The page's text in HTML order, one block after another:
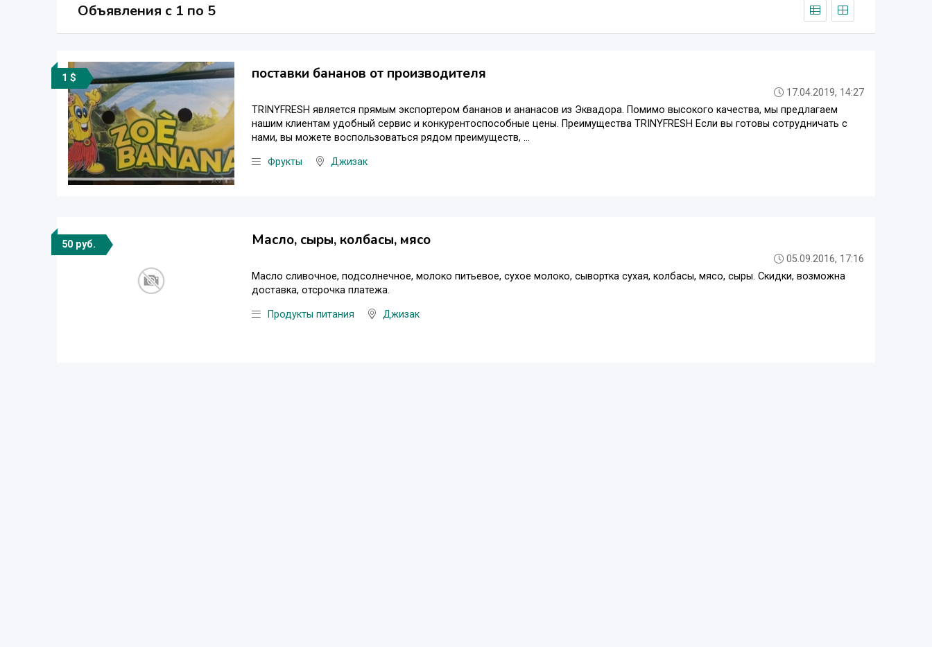
Объявления c 1 по 5
1 $ поставки бананов от производителя
17.04.2019, 14:27
TRINYFRESH является прямым экспортером бананов и ананасов из Эквадора. Помимо высокого качества, мы предлагаем
нашим клиентам удобный сервис и конкурентоспособные цены. Преимущества TRINYFRESH Если вы готовы сотрудничать с
нами, вы можете воспользоваться рядом преимуществ, ...
Фрукты Джизак
50 руб. Масло, сыры, колбасы, мясо
05.09.2016, 17:16
Масло сливочное, подсолнечное, молоко питьевое, сухое молоко, сывортка сухая, колбасы, мясо, сыры. Скидки, возможна
доставка, отсрочка платежа.
Продукты питания Джизак